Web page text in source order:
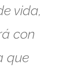
vida,
con
que